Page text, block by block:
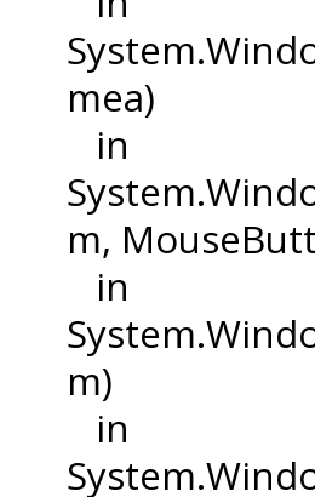
mea)
in
m,
in
m)
in